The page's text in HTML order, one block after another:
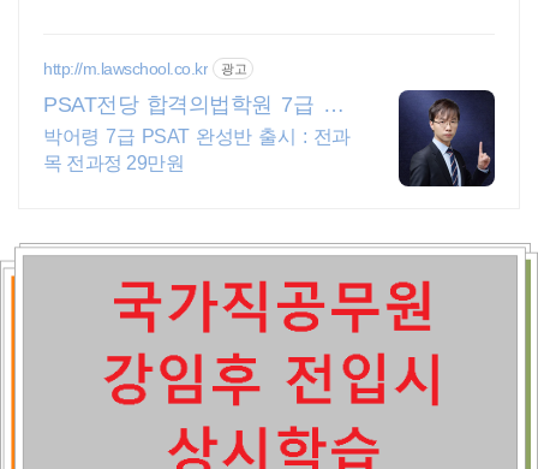
http://m.lawschool.co.kr 광고
PSAT전당 합격의법학원 7급 PS
AT 실전서 출간
박어령 7급 PSAT 완성반 출시 : 전과
목 전과정 29만원